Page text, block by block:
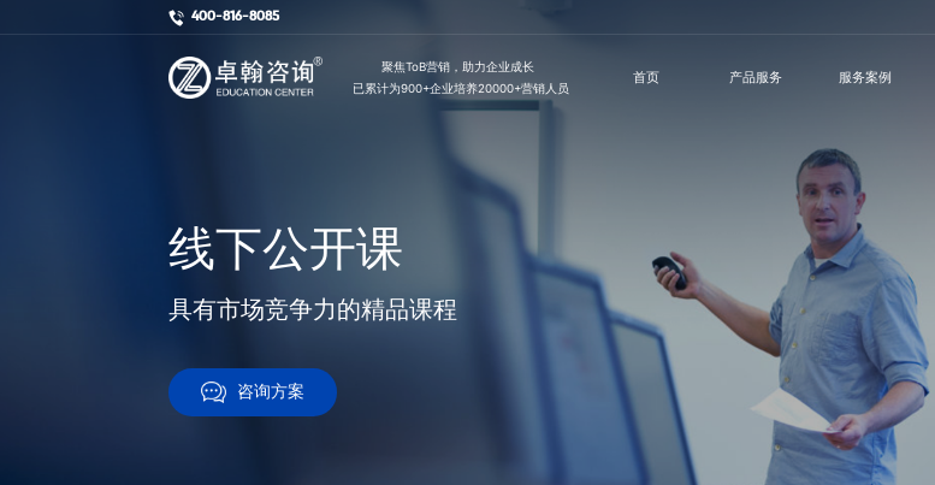
400-816-8085
已累计为900+企业培养20000+营销人员
首页 产品服务 服务案例
线下公开课
具有市场竞争力的精品课程
咨询方案